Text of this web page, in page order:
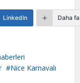
LinkedIn Daha
Nice Karnavalı